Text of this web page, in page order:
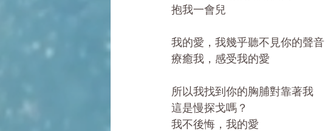
抱我一會兒
我的愛，我幾乎聽不見你的聲音
療癒我，感受我的愛
所以我找到你的胸脯對靠著我
這是慢探戈嗎？
我不後悔，我的愛